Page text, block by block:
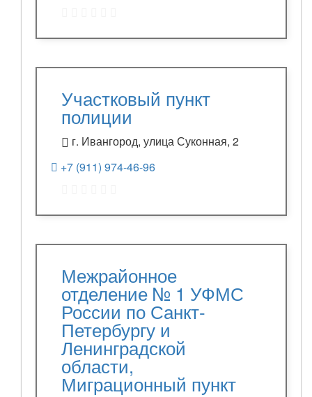
Участковый пункт
полиции
г. Ивангород, улица Суконная, 2
+7 (911) 974-46-96
Межрайонное
отделение № 1 УФМС
России по Санкт-
Петербургу и
Ленинградской
области,
Миграционный пункт